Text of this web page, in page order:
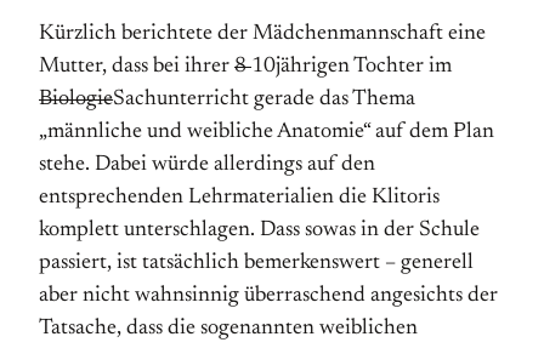
Kürzlich berichtete der Mädchenmannschaft eine
Mutter, dass bei ihrer 810jährigen Tochter im
BiologieSachunterricht gerade das Thema
„männliche und weibliche Anatomie“ auf dem Plan
stehe. Dabei würde allerdings auf den
entsprechenden Lehrmaterialien die Klitoris
komplett unterschlagen. Dass sowas in der Schule
passiert, ist tatsächlich bemerkenswert – generell
aber nicht wahnsinnig überraschend angesichts der
Tatsache, dass die sogenannten weiblichen